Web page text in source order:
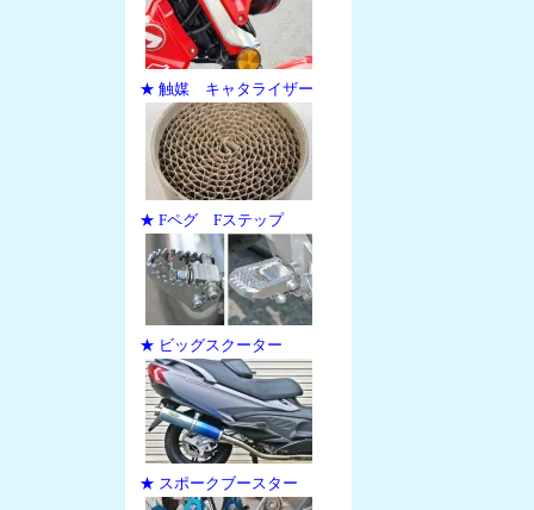
★ 触媒 キャタライザー
★ Fペグ Fステップ
★ ビッグスクーター
★ スポークブースター